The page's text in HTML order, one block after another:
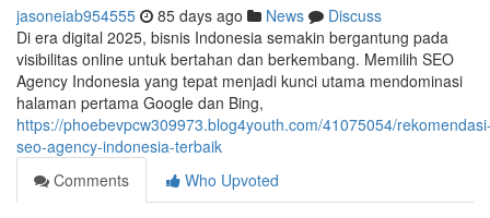
jasoneiab954555 85 days ago News
Discuss
Di era digital 2025, bisnis Indonesia semakin bergantung pada
visibilitas online untuk bertahan dan berkembang. Memilih SEO
Agency Indonesia yang tepat menjadi kunci utama mendominasi
halaman pertama Google dan Bing,
https://phoebevpcw309973.blog4youth.com/41075054/
seo-agency-indonesia-terbaik
Comments
Who Upvoted